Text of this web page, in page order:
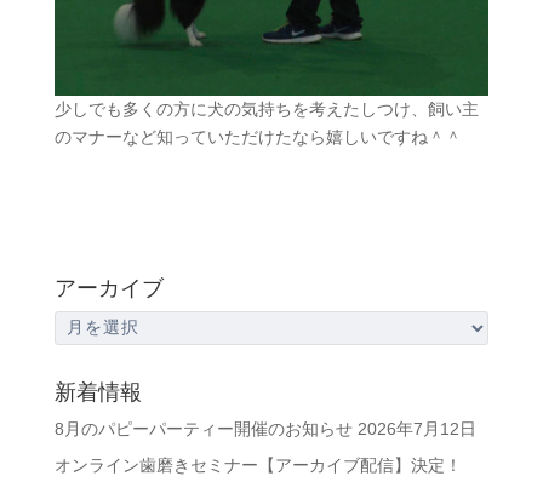
少しでも多くの方に犬の気持ちを考えたしつけ、飼い主
のマナーなど知っていただけたなら嬉しいですね＾＾
アーカイブ
ー
カ
イ
ブ
新着情報
8月のパピーパーティー開催のお知らせ 2026年7月12日
オンライン歯磨きセミナー【アーカイブ配信】決定！